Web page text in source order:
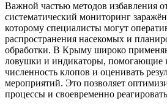
Важной частью методов избавления
систематический мониторинг
которому специалисты могут
распространения насекомых и
обработки. В Крыму широко
ловушки и индикаторы, помогающие
численность клопов и оценивать
мероприятий. Это позволяет
процессы и своевременно